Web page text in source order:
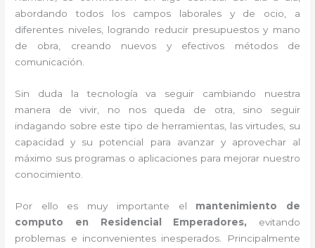
abordando todos los campos laborales y de ocio, a
diferentes niveles, logrando reducir presupuestos y mano
de obra, creando nuevos y efectivos métodos de
comunicación.
Sin duda la tecnología va seguir cambiando nuestra
manera de vivir, no nos queda de otra, sino seguir
indagando sobre este tipo de herramientas, las virtudes, su
capacidad y su potencial para avanzar y aprovechar al
máximo sus programas o aplicaciones para mejorar nuestro
conocimiento.
Por ello es muy importante el mantenimiento de
computo en Residencial Emperadores, evitando
problemas e inconvenientes inesperados. Principalmente